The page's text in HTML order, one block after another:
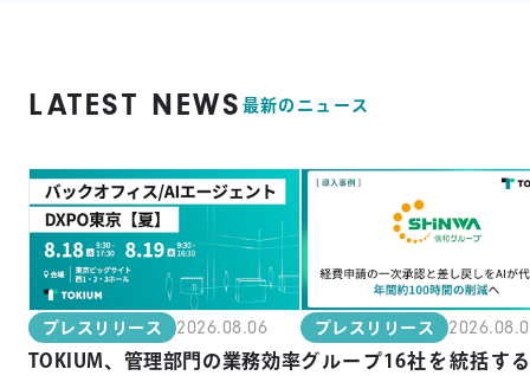
LATEST NEWS 最新のニュース
プレスリリース 2026.08.06
TOKIUM、管理部門の業務効率
プレスリリース
グループ16社を統括す